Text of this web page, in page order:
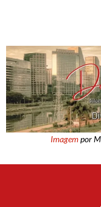
Imagempor